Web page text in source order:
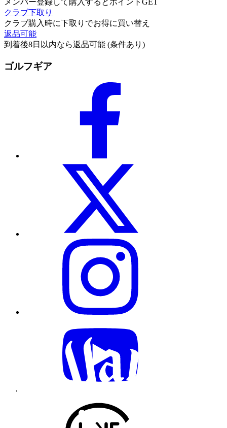
メンバー登録して購入するとポイントGET
クラブ下取り
クラブ購入時に下取りでお得に買い替え
返品可能
到着後8日以内なら返品可能 (条件あり)
ゴルフギア